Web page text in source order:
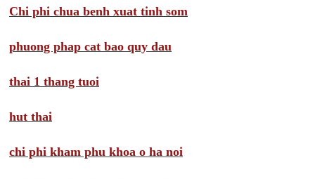
Chi phi chua benh xuat tinh som
phuong phap cat bao quy dau
thai 1 thang tuoi
hut thai
chi phi kham phu khoa o ha noi